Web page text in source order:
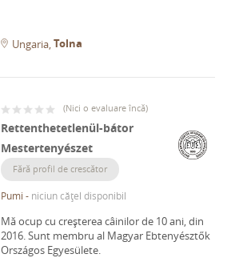
Ungaria Tolna
(Nici o evaluare încă)
Rettenthetetlenül-bátor
Mestertenyészet
Fără profil de crescător
Pumi - niciun cățel disponibil
Mă ocup cu creșterea câinilor de 10 ani, din
2016.Sunt membru al Magyar Ebtenyésztők
Országos Egyesülete.